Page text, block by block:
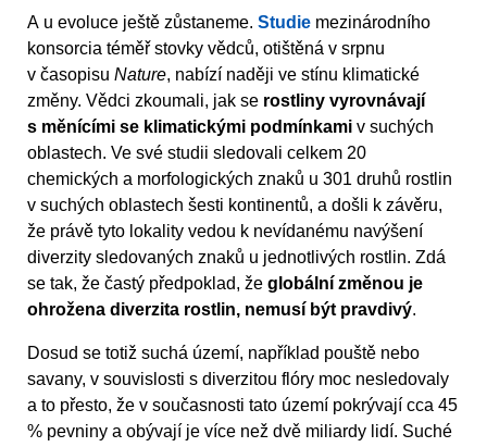
A u evoluce ještě zůstaneme. Studie mezinárodního
konsorcia téměř stovky vědců, otištěná v srpnu
v časopisu Nature, nabízí naději ve stínu klimatické
změny. Vědci zkoumali, jak se rostliny vyrovnávají
s měnícími se klimatickými podmínkami v suchých
oblastech. Ve své studii sledovali celkem 20
chemických a morfologických znaků u 301 druhů rostlin
v suchých oblastech šesti kontinentů, a došli k závěru,
že právě tyto lokality vedou k nevídanému navýšení
diverzity sledovaných znaků u jednotlivých rostlin. Zdá
se tak, že častý předpoklad, že globální změnou je
ohrožena diverzita rostlin, nemusí být pravdivý.
Dosud se totiž suchá území, například pouště nebo
savany, v souvislosti s diverzitou flóry moc nesledovaly
a to přesto, že v současnosti tato území pokrývají cca 45
% pevniny a obývají je více než dvě miliardy lidí. Suché